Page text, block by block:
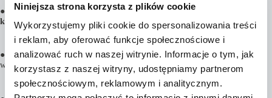
Niniejsza strona korzysta z plików cookie
Wykorzystujemy pliki cookie do spersonalizowania treści
i reklam, aby oferować funkcje społecznościowe i
analizować ruch w naszej witrynie. Informacje o tym, jak
korzystasz z naszej witryny, udostępniamy partnerom
społecznościowym, reklamowym i analitycznym.
● Nie lubią być uzależnione od gotowych rozwiązań ichcą mieć pełną
kontrolę
nad przebiegiem podróży.
● Lubią podejmować decyzje na bieżąco, być elastycznym w planowaniu i
wybierać ścieżki w zależności od sytuacji.